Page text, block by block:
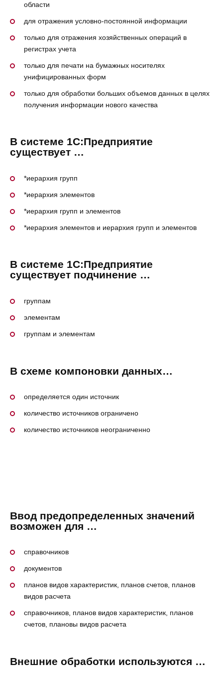
области
для отражения условно-постоянной информации
только для отражения хозяйственных операций в
регистрах учета
только для печати на бумажных носителях
унифицированных форм
только для обработки больших объемов данных в целях
получения информации нового качества
В системе 1С:Предприятие
существует …
*иерархия групп
*иерархия элементов
*иерархия групп и элементов
*иерархия элементов и иерархия групп и элементов
В системе 1С:Предприятие
существует подчинение …
группам
элементам
группам и элементам
В схеме компоновки данных…
определяется один источник
количество источников ограничено
количество источников неограниченно
Ввод предопределенных значений
возможен для …
справочников
документов
планов видов характеристик, планов счетов, планов
видов расчета
справочников, планов видов характеристик, планов
счетов, плановы видов расчета
Внешние обработки используются …